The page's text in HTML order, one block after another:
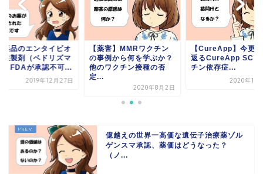
薬品のエンタイビオ
注製剤（ベドリズマ
、FDAが承認不可...
2019年12月27日
【薬害】MMRワクチン
の事例から何を学ぶか？
他のワクチン接種の否
定...
2020年8月2日
【CureApp】今更
返るCureApp SC
チン依存症...
2020年10
億越えの世界一高価な遺伝子治療薬ゾル
ゲンスマ承認、薬価はどうなった？
（ノ...